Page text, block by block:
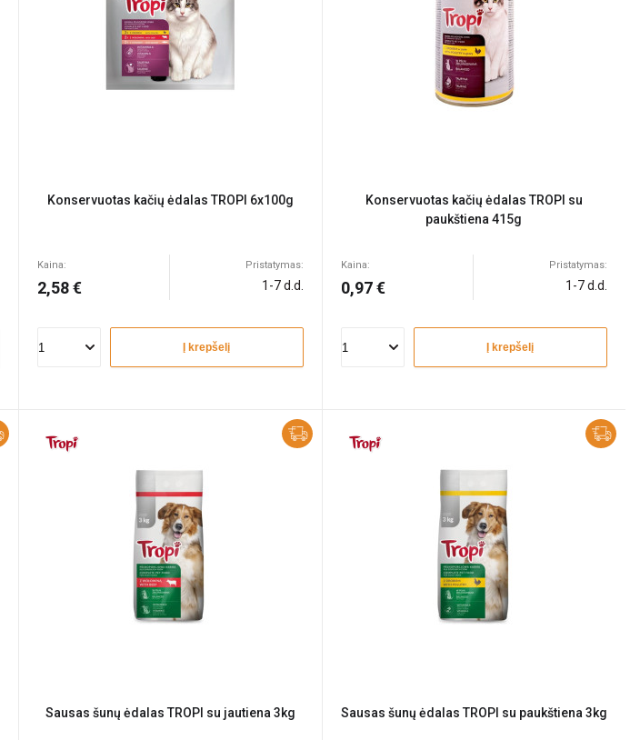
Konservuotas kačių ėdalas TROPI 6x100g
Kaina:
2,58 €
Pristatymas:
1-7 d.d.
Į krepšelį
Konservuotas kačių ėdalas TROPI su
paukštiena 415g
Kaina:
0,97 €
Pristatymas:
1-7 d.d.
Į krepšelį
Sausas šunų ėdalas TROPI su jautiena 3kg Sausas šunų ėdalas TROPI su paukštiena 3kg